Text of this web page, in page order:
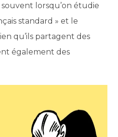
lorsqu’on étudie
standard » et le
qu’ils partagent des
également des